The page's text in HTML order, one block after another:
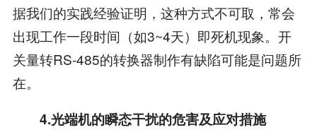
据我们的实践经验证明，这种方式不可取，常会
出现工作一段时间（如3~4天）即死机现象。开
关量转RS-485的转换器制作有缺陷可能是问题所
在。
4.光端机的瞬态干扰的危害及应对措施